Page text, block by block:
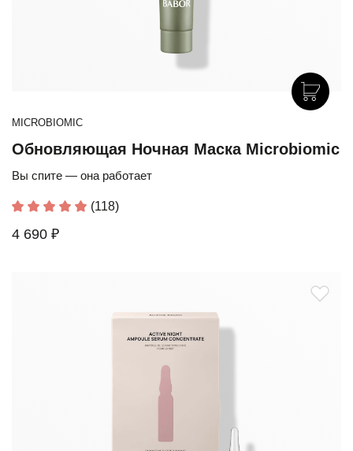
MICROBIOMIC
Обновляющая Ночная Маска Microbiomic
Вы спите — она работает
(118)
4 690 ₽